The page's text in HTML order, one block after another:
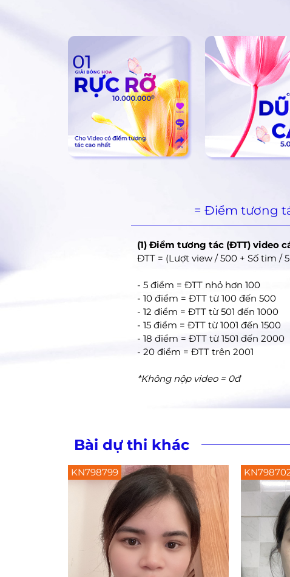
= Điểm tương
(1) Điểm tương tác (ĐTT) video
ĐTT = (Lượt view / 500 + Số tim /
- 5 điểm = ĐTT nhỏ hơn 100
- 10 điểm = ĐTT từ 100 đến 500
- 12 điểm = ĐTT từ 501 đến 1000
- 15 điểm = ĐTT từ 1001 đến 1500
- 18 điểm = ĐTT từ 1501 đến 2000
- 20 điểm = ĐTT trên 2001
*Không nộp video = 0đ
Bài dự thi khác
KN798799